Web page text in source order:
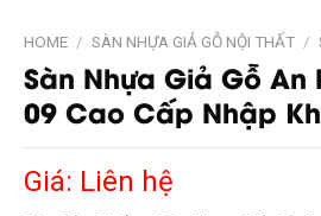
HOME / SÀN NHỰA GIẢ GỖ NỘI THẤT /
Sàn Nhựa Giả Gỗ An
09 Cao Cấp Nhập
Giá: Liên hệ